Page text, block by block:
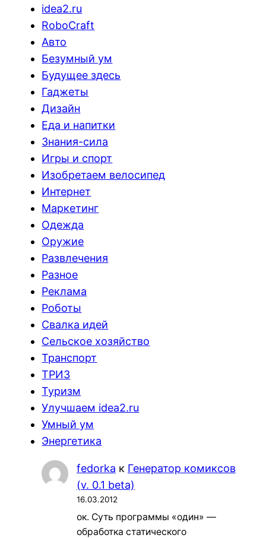
idea2.ru
RoboCraft
Авто
Безумный ум
Будущее здесь
Гаджеты
Дизайн
Еда и напитки
Знания-сила
Игры и спорт
Изобретаем велосипед
Интернет
Маркетинг
Одежда
Оружие
Развлечения
Разное
Реклама
Роботы
Свалка идей
Сельское хозяйство
Транспорт
ТРИЗ
Туризм
Улучшаем idea2.ru
Умный ум
Энергетика
fedorka к Генератор комиксов
(v. 0.1 beta)
16.03.2012
ок. Суть программы «один» —
обработка статического